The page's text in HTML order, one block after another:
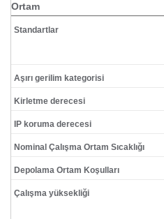
Ortam
Standartlar
Aşırı gerilim kategorisi
Kirletme derecesi
IP koruma derecesi
Nominal Çalışma Ortam Sıcaklığı
Depolama Ortam Koşulları
Çalışma yüksekliği